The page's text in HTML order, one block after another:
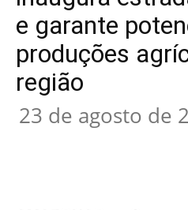
e garante
produções
região
23 de agosto de